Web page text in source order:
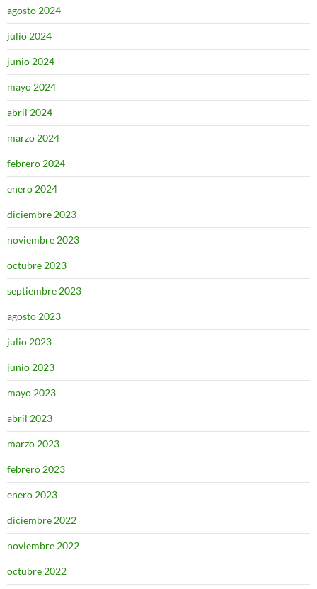
agosto 2024
julio 2024
junio 2024
mayo 2024
abril 2024
marzo 2024
febrero 2024
enero 2024
diciembre 2023
noviembre 2023
octubre 2023
septiembre 2023
agosto 2023
julio 2023
junio 2023
mayo 2023
abril 2023
marzo 2023
febrero 2023
enero 2023
diciembre 2022
noviembre 2022
octubre 2022